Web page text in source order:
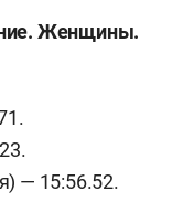
Женщины.
— 15:56.52.